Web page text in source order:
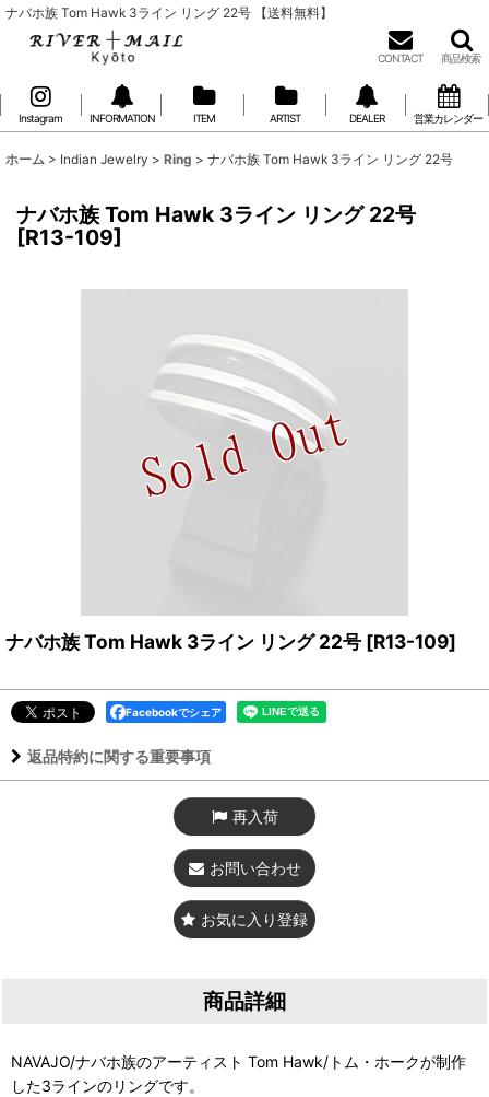
ナバホ族 Tom Hawk 3ライン リング 22号 【送料無料】
CONTACT 商品検索
Instagram INFORMATION ITEM ARTIST DEALER 営業カレンダー
ホーム > Indian Jewelry > Ring > ナバホ族 Tom Hawk 3ライン リング 22号
ナバホ族 Tom Hawk 3ライン リング 22号
[R13-109]
ナバホ族 Tom Hawk 3ライン リング 22号 [R13-109]
Facebookでシェア
返品特約に関する重要事項
再入荷
お問い合わせ
お気に入り登録
商品詳細
NAVAJO/ナバホ族のアーティスト Tom Hawk/トム・ホークが制作
した3ラインのリングです。